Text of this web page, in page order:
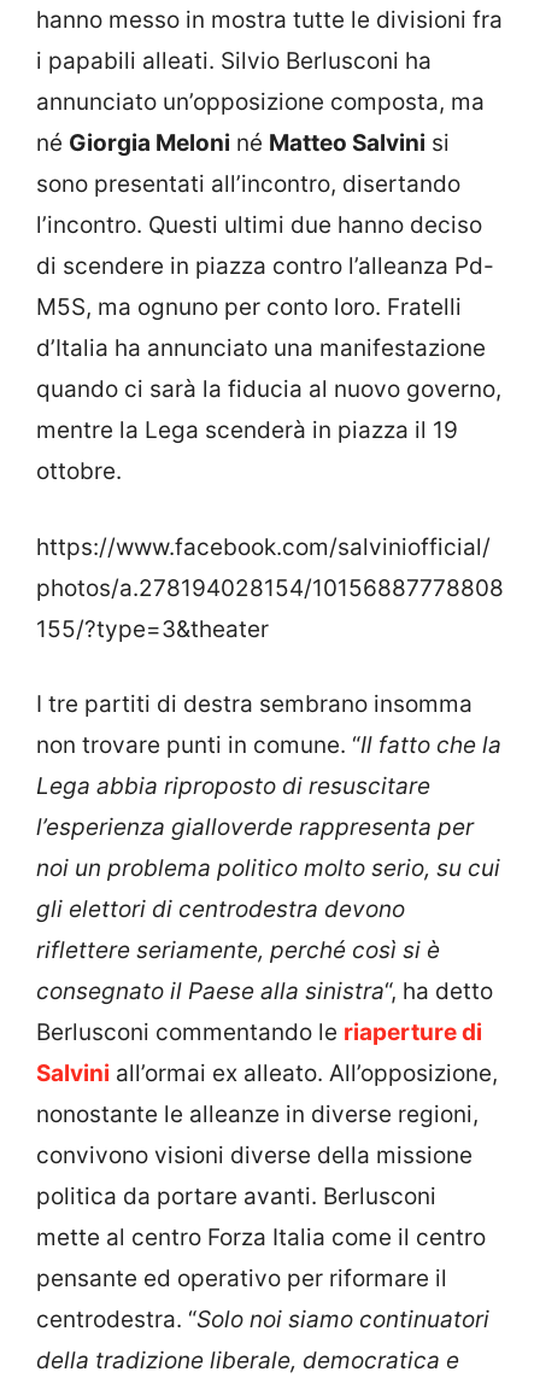
hanno messo in mostra tutte le divisioni fra
i papabili alleati. Silvio Berlusconi ha
annunciato un’opposizione composta, ma
né Giorgia Meloni né Matteo Salvini si
sono presentati all’incontro, disertando
l’incontro. Questi ultimi due hanno deciso
di scendere in piazza contro l’alleanza Pd-
M5S, ma ognuno per conto loro. Fratelli
d’Italia ha annunciato una manifestazione
quando ci sarà la fiducia al nuovo governo,
mentre la Lega scenderà in piazza il 19
ottobre.
https://www.facebook.com/salviniofficial/
photos/a.278194028154/10156887778808
155/?type=3&theater
I tre partiti di destra sembrano insomma
non trovare punti in comune. “Il fatto che la
Lega abbia riproposto di resuscitare
l’esperienza gialloverde rappresenta per
noi un problema politico molto serio, su cui
gli elettori di centrodestra devono
riflettere seriamente, perché così si è
consegnato il Paese alla sinistra“, ha detto
Berlusconi commentando le riaperture di
Salvini all’ormai ex alleato. All’opposizione,
nonostante le alleanze in diverse regioni,
convivono visioni diverse della missione
politica da portare avanti. Berlusconi
mette al centro Forza Italia come il centro
pensante ed operativo per riformare il
centrodestra. “Solo noi siamo continuatori
della tradizione liberale, democratica e